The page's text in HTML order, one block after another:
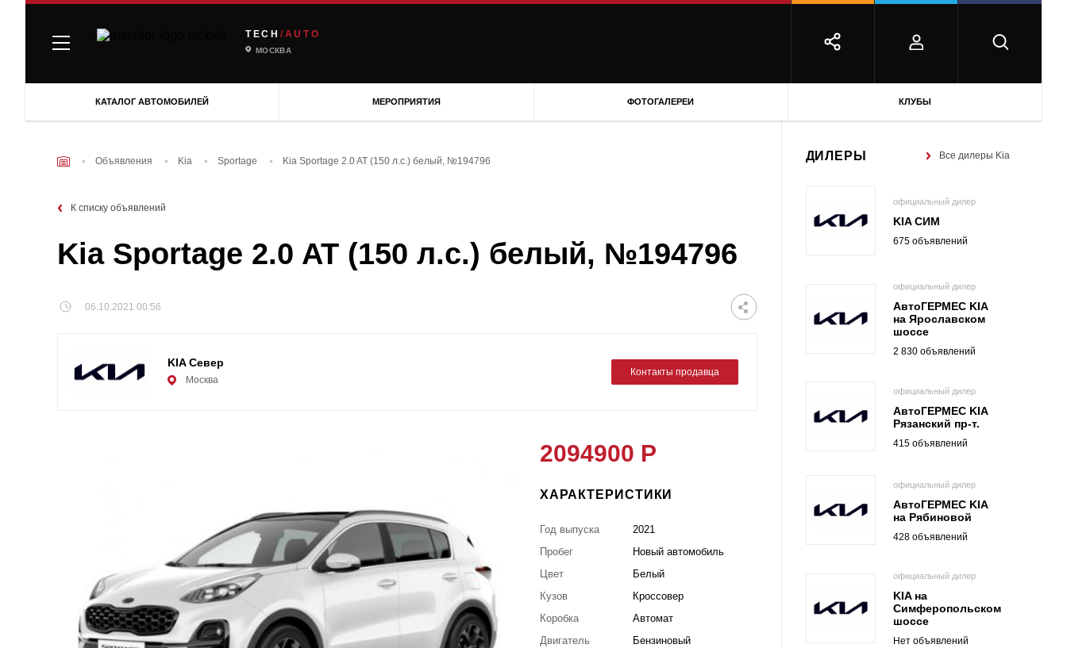
TECH /AUTO
МОСКВА
КАТАЛОГ АВТОМОБИЛЕЙ МЕРОПРИЯТИЯ ФОТОГАЛЕРЕИ КЛУБЫ
Объявления Kia Sportage Kia Sportage 2.0 AT (150 л.с.) белый, №194796
К списку объявлений
Kia Sportage 2.0 AT (150 л.с.) белый, №194796
06.10.2021 00:56
KIA Север
Москва
Контакты продавца
2094900 Р
ХАРАКТЕРИСТИКИ
Год выпуска
2021
Пробег
Новый автомобиль
Цвет
Белый
Кузов
Кроссовер
Коробка
Автомат
Двигатель
Бензиновый
ДИЛЕРЫ Все дилеры Kia
официальный дилер
KIA СИМ
675 объявлений
официальный дилер
АвтоГЕРМЕС KIA
на Ярославском
шоссе
2 830 объявлений
официальный дилер
АвтоГЕРМЕС KIA
Рязанский пр-т.
415 объявлений
официальный дилер
АвтоГЕРМЕС KIA
на Рябиновой
428 объявлений
официальный дилер
KIA на
Симферопольском
шоссе
Нет объявлений